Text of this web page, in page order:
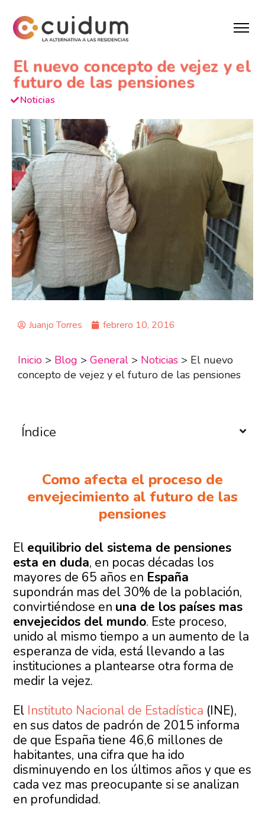
El nuevo concepto de vejez y el
futuro de las pensiones
Noticias
Juanjo Torres febrero 10, 2016
Inicio > Blog > General > Noticias > El nuevo
concepto de vejez y el futuro de las pensiones
Índice
Como afecta el proceso de
envejecimiento al futuro de las
pensiones
El equilibrio del sistema de pensiones
esta en duda, en pocas décadas los
mayores de 65 años en España
supondrán mas del 30% de la población,
convirtiéndose en una de los países mas
envejecidos del mundo. Este proceso,
unido al mismo tiempo a un aumento de la
esperanza de vida, está llevando a las
instituciones a plantearse otra forma de
medir la vejez.
El Instituto Nacional de Estadística (INE),
en sus datos de padrón de 2015 informa
de que España tiene 46,6 millones de
habitantes, una cifra que ha ido
disminuyendo en los últimos años y que es
cada vez mas preocupante si se analizan
en profundidad.